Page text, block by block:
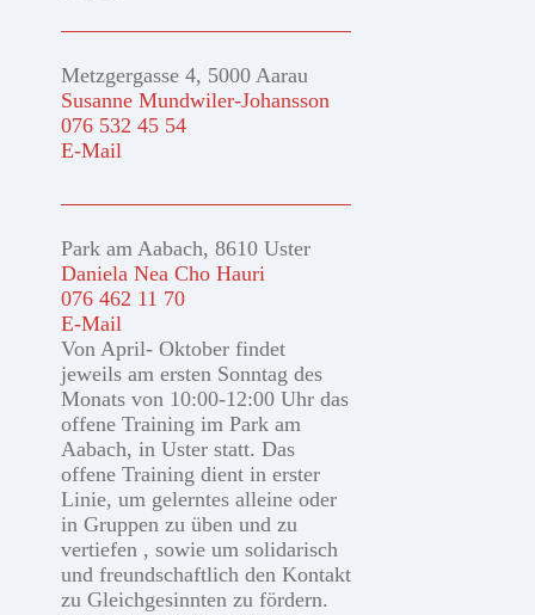
Metzgergasse 4, 5000 Aarau
Susanne Mundwiler-Johansson
076 532 45 54
E-Mail
Park am Aabach, 8610 Uster
Daniela Nea Cho Hauri
076 462 11 70
E-Mail
Von April- Oktober findet
jeweils am ersten Sonntag des
Monats von 10:00-12:00 Uhr das
offene Training im Park am
Aabach, in Uster statt. Das
offene Training dient in erster
Linie, um gelerntes alleine oder
in Gruppen zu üben und zu
vertiefen , sowie um solidarisch
und freundschaftlich den Kontakt
zu Gleichgesinnten zu fördern.